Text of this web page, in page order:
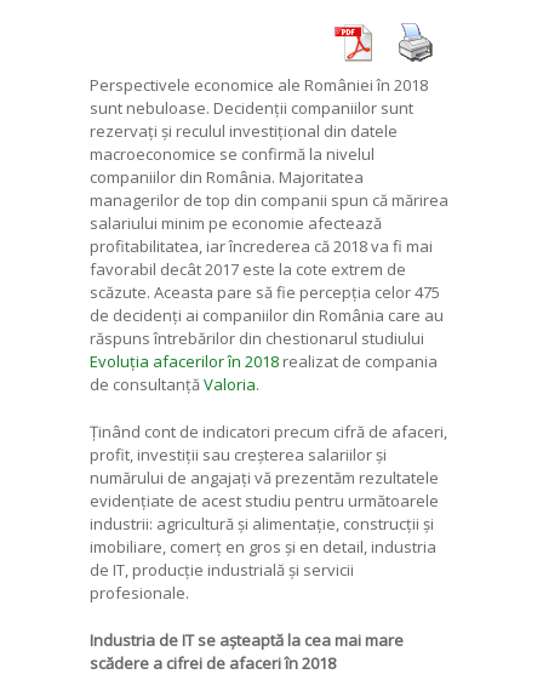
Perspectivele economice ale României în 2018
sunt nebuloase. Decidenții companiilor sunt
rezervați și reculul investițional din datele
macroeconomice se confirmă la nivelul
companiilor din România. Majoritatea
managerilor de top din companii spun că mărirea
salariului minim pe economie afectează
profitabilitatea, iar încrederea că 2018 va fi mai
favorabil decât 2017 este la cote extrem de
scăzute. Aceasta pare să fie percepția celor 475
de decidenți ai companiilor din România care au
răspuns întrebărilor din chestionarul studiului
Evoluția afacerilor în 2018 realizat de compania
de consultanțăValoria.
Ținând cont de indicatori precum cifră de afaceri,
profit, investiții sau creșterea salariilor și
numărului de angajați vă prezentăm rezultatele
evidențiate de acest studiu pentru următoarele
industrii: agricultură și alimentație, construcții și
imobiliare, comerț en gros și en detail, industria
de IT, producție industrială și servicii
profesionale.
Industria de IT se așteaptă la cea mai mare
scădere a cifrei de afaceri în 2018